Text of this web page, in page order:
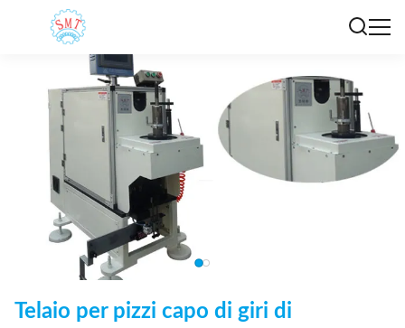
Telaio per pizzi capo di giri di